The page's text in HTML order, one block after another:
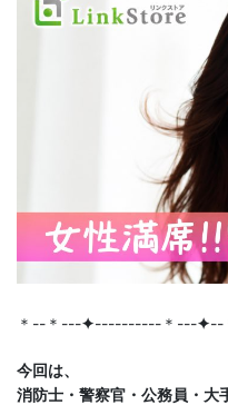
＊--＊---✦----------＊---✦--
今回は、
消防士・警察官・公務員・大